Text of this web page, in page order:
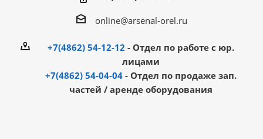
online@arsenal-orel.ru
+7(4862) 54-12-12 - Отдел по работе с юр.
лицами
+7(4862) 54-04-04 - Отдел по продаже зап.
частей / аренде оборудования